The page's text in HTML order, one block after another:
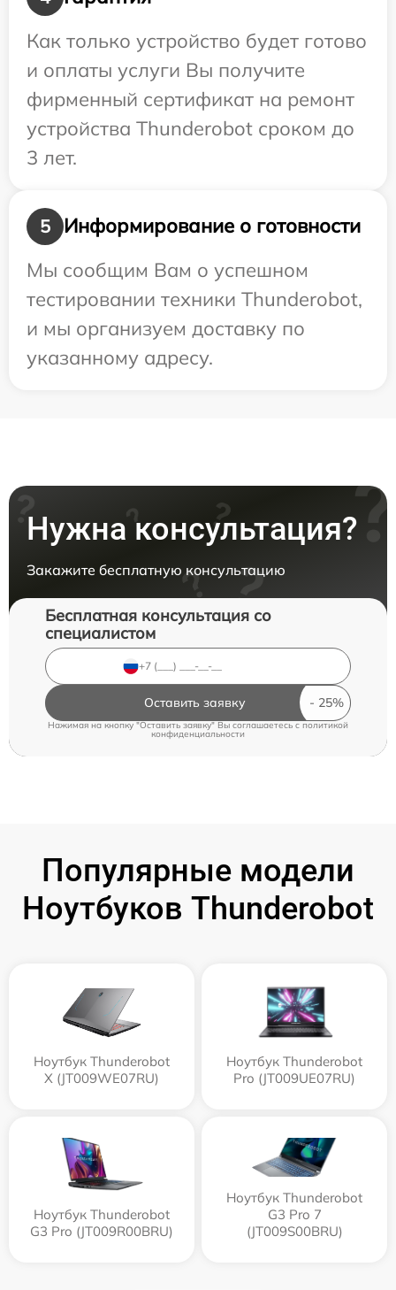
Как только устройство будет готово
и оплаты услуги Вы получите
фирменный сертификат на ремонт
устройства Thunderobot сроком до
3 лет.
5
Информирование о готовности
Мы сообщим Вам о успешном
тестировании техники Thunderobot,
и мы организуем доставку по
указанному адресу.
Нужна консультация?
Закажите бесплатную консультацию
Бесплатная консультация со
специалистом
Оставить заявку
Нажимая на кнопку "Оставить заявку" Вы соглашаетесь cполитикой
конфиденциальности
Популярные модели
Ноутбуков Thunderobot
Ноутбук Thunderobot
X (JT009WE07RU)
Ноутбук Thunderobot
Pro (JT009UE07RU)
Ноутбук Thunderobot
G3 Pro (JT009R00BRU)
Ноутбук Thunderobot
G3 Pro 7
(JT009S00BRU)